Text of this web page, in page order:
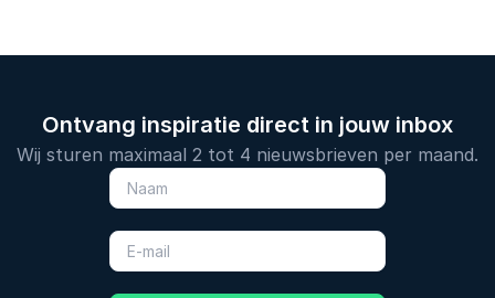
Ontvang inspiratie direct in jouw inbox
Wij sturen maximaal 2 tot 4 nieuwsbrieven per maand.